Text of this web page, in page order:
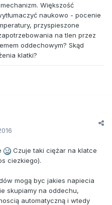
Większość
naukowo - pocenie
przyspieszone
na tlen przez
oddechowym? Skąd
klatki?
Czuje taki ciężar na klatce
ciezkiego).
mogą byc jakies napiecia
skupiamy na oddechu,
automatyczną i wtedy